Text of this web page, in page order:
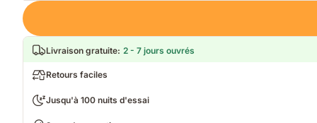
Loading
Livraison gratuite: 2 - 7 jours ouvrés
Retours faciles
Jusqu'à 100 nuits d'essai